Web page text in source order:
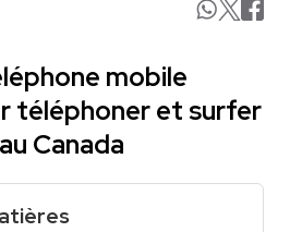
mobile
téléphoner et surfer
Canada